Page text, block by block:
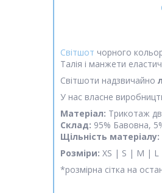
Світшот чорного
Талія і манжети
Світшоти надзвичайно
У нас власне
Матеріал: Трикотаж
Склад: 95% Бавовна,
Щільність матеріалу:
Розміри: XS | S | M | L
*розмірна сітка на